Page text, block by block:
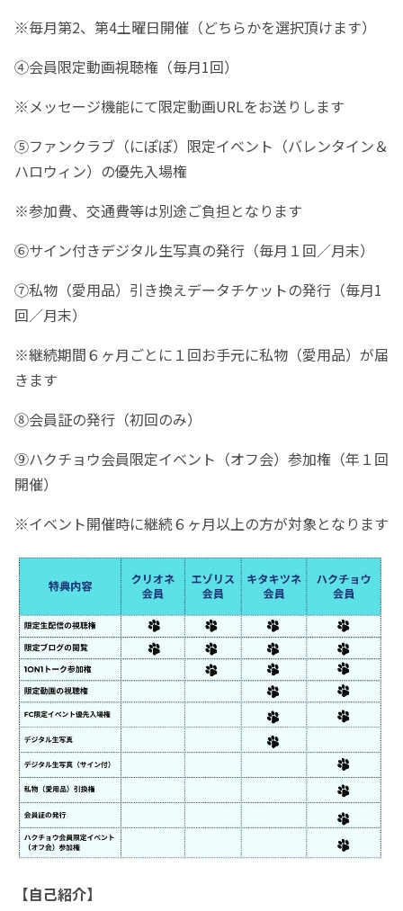
※毎月第2、第4土曜日開催（どちらかを選択頂けます）
④会員限定動画視聴権（毎月1回）
※メッセージ機能にて限定動画URLをお送りします
⑤ファンクラブ（にぽぽ）限定イベント（バレンタイン＆
ハロウィン）の優先入場権
※参加費、交通費等は別途ご負担となります
⑥サイン付きデジタル生写真の発行（毎月１回／月末）
⑦私物（愛用品）引き換えデータチケットの発行（毎月1
回／月末）
※継続期間６ヶ月ごとに１回お手元に私物（愛用品）が届
きます
⑧会員証の発行（初回のみ）
⑨ハクチョウ会員限定イベント（オフ会）参加権（年１回
開催）
※イベント開催時に継続６ヶ月以上の方が対象となります
【自己紹介】